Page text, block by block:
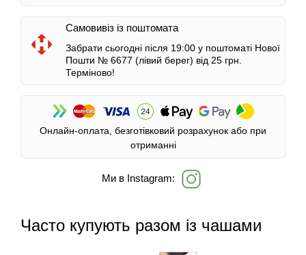
Самовивіз із поштомата
Забрати сьогодні після 19:00 у поштоматі Нової
Пошти № 6677 (лівий берег) від 25 грн.
Терміново!
Онлайн-оплата, безготівковий розрахунок або при
отриманні
Ми в Instagram:
Часто купують разом із чашами